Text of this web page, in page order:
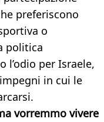
preferiscono
o
politica
l’odio per Israele,
in cui le
vorremmo vivere